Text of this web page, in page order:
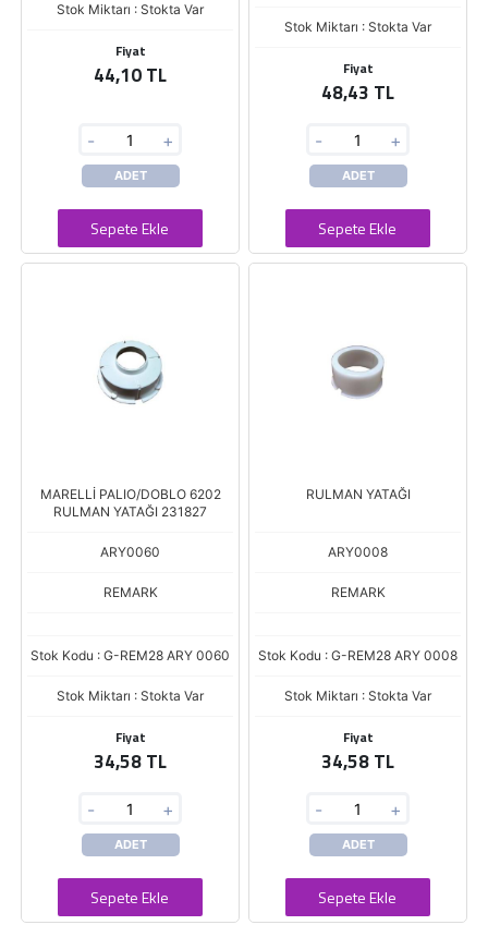
Stok Miktarı : Stokta Var
Fiyat
44,10 TL
- +
ADET
Sepete Ekle
Stok Miktarı : Stokta Var
Fiyat
48,43 TL
- +
ADET
Sepete Ekle
MARELLİ PALIO/DOBLO 6202
RULMAN YATAĞI 231827
ARY0060
REMARK
Stok Kodu : G-REM28 ARY 0060
Stok Miktarı : Stokta Var
Fiyat
34,58 TL
- +
ADET
Sepete Ekle
RULMAN YATAĞI
ARY0008
REMARK
Stok Kodu : G-REM28 ARY 0008
Stok Miktarı : Stokta Var
Fiyat
34,58 TL
- +
ADET
Sepete Ekle